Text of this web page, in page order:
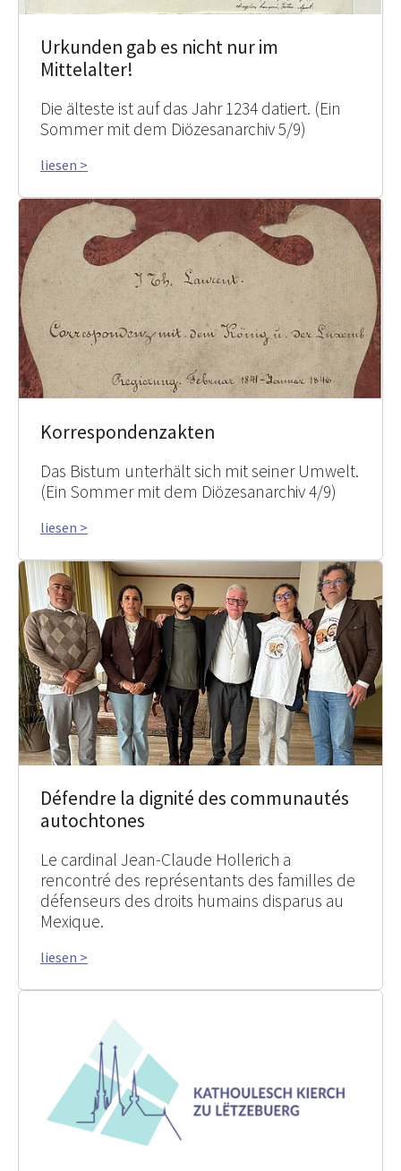
Urkunden gab es nicht nur im
Mittelalter!
Die älteste ist auf das Jahr 1234 datiert. (Ein
Sommer mit dem Diözesanarchiv 5/9)
liesen >
Korrespondenzakten
Das Bistum unterhält sich mit seiner Umwelt.
(Ein Sommer mit dem Diözesanarchiv 4/9)
liesen >
Défendre la dignité des communautés
autochtones
Le cardinal Jean-Claude Hollerich a
rencontré des représentants des familles de
défenseurs des droits humains disparus au
Mexique.
liesen >